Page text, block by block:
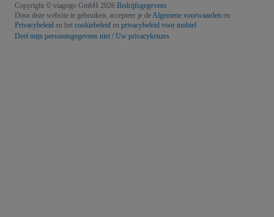
Copyright © viagogo GmbH 2026 Bedrijfsgegevens
Door deze website te gebruiken, accepteer je de Algemene voorwaarden en
Privacybeleid en het cookiebeleid en privacybeleid voor mobiel
Deel mijn persoonsgegevens niet / Uw privacykeuzes